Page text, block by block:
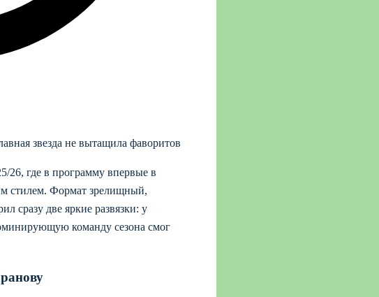
звезда не вытащила фаворитов
26, где в программу впервые в
стилем. Формат зрелищный,
две яркие развязки: у
команду сезона смог